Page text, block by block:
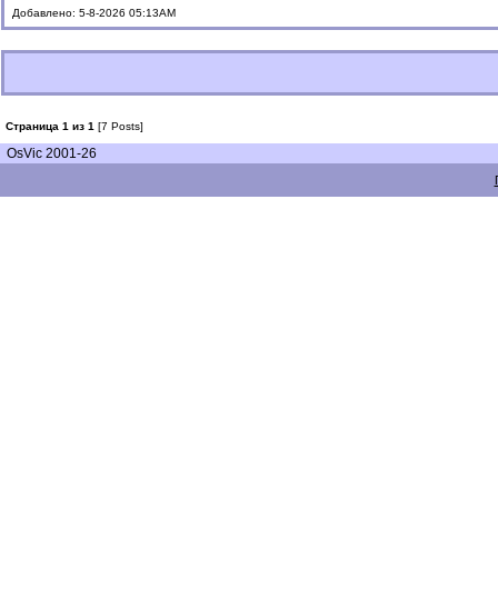
Добавлено: 5-8-2026 05:13AM
Страница 1 из 1 [7 Posts]
OsVic 2001-26